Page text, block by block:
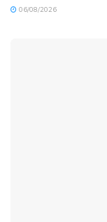
06/08/2026